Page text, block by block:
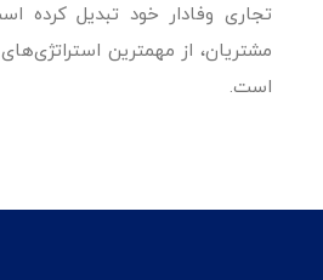
تجاری وفادار خود تبدیل کرده
مشتریان، از مهمترین
است.